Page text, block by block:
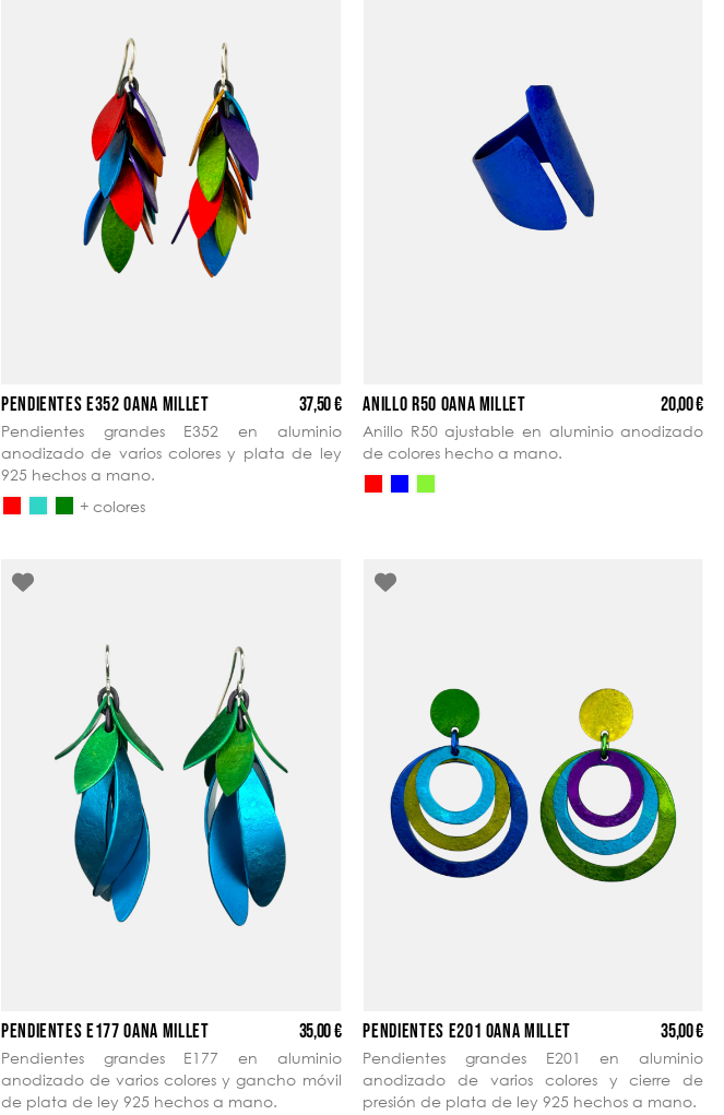
PENDIENTES E352 OANA MILLET 37,50 €
Pendientes grandes E352 en aluminio
anodizado de varios colores y plata de ley
925 hechos a mano.
+ colores
ANILLO R50 OANA MILLET 20,00 €
Anillo R50 ajustable en aluminio anodizado
de colores hecho a mano.
PENDIENTES E177 OANA MILLET 35,00 €
Pendientes grandes E177 en aluminio
anodizado de varios colores y gancho móvil
de plata de ley 925 hechos a mano.
PENDIENTES E201 OANA MILLET 35,00 €
Pendientes grandes E201 en aluminio
anodizado de varios colores y cierre de
presión de plata de ley 925 hechos a mano.